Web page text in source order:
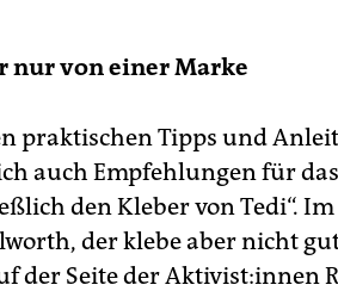
nur von einer Marke
praktischen Tipps und
auch Empfehlungen für
den Kleber von Tedi“.
der klebe aber nicht
der Seite der Ak­ti­vis­t:in­nen